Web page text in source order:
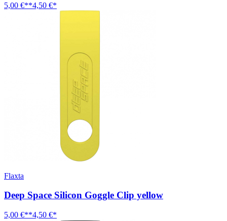
5,00 €**4,50 €*
Flaxta
Deep Space Silicon Goggle Clip yellow
5,00 €**4,50 €*